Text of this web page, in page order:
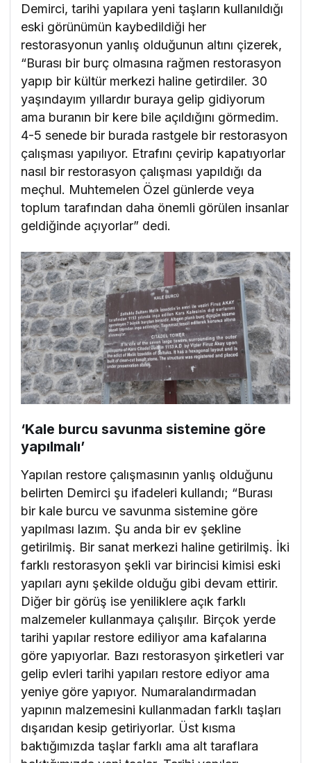
Demirci, tarihi yapılara yeni taşların kullanıldığı
eski görünümün kaybedildiği her
restorasyonun yanlış olduğunun altını çizerek,
“Burası bir burç olmasına rağmen restorasyon
yapıp bir kültür merkezi haline getirdiler. 30
yaşındayım yıllardır buraya gelip gidiyorum
ama buranın bir kere bile açıldığını görmedim.
4-5 senede bir burada rastgele bir restorasyon
çalışması yapılıyor. Etrafını çevirip kapatıyorlar
nasıl bir restorasyon çalışması yapıldığı da
meçhul. Muhtemelen Özel günlerde veya
toplum tarafından daha önemli görülen insanlar
geldiğinde açıyorlar” dedi.
‘Kale burcu savunma sistemine göre
yapılmalı’
Yapılan restore çalışmasının yanlış olduğunu
belirten Demirci şu ifadeleri kullandı; “Burası
bir kale burcu ve savunma sistemine göre
yapılması lazım. Şu anda bir ev şekline
getirilmiş. Bir sanat merkezi haline getirilmiş. İki
farklı restorasyon şekli var birincisi kimisi eski
yapıları aynı şekilde olduğu gibi devam ettirir.
Diğer bir görüş ise yeniliklere açık farklı
malzemeler kullanmaya çalışılır. Birçok yerde
tarihi yapılar restore ediliyor ama kafalarına
göre yapıyorlar. Bazı restorasyon şirketleri var
gelip evleri tarihi yapıları restore ediyor ama
yeniye göre yapıyor. Numaralandırmadan
yapının malzemesini kullanmadan farklı taşları
dışarıdan kesip getiriyorlar. Üst kısma
baktığımızda taşlar farklı ama alt taraflara